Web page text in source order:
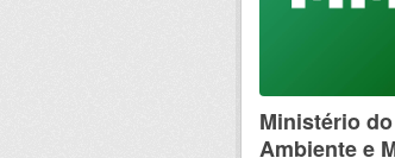
Ministério
Ambiente e